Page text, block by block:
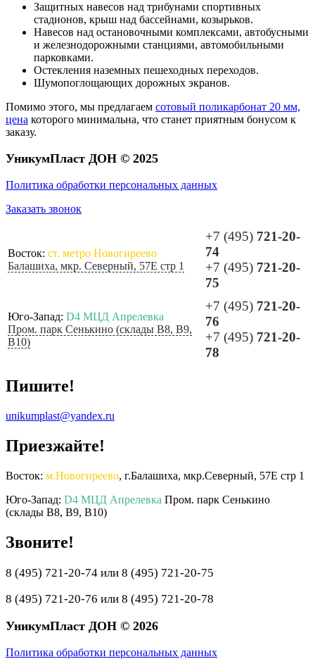
Защитных навесов над трибунами спортивных
стадионов, крыш над бассейнами, козырьков.
Навесов над остановочными комплексами, автобусными
и железнодорожными станциями, автомобильными
парковками.
Остекления наземных пешеходных переходов.
Шумопоглощающих дорожных экранов.
Помимо этого, мы предлагаем сотовый поликарбонат 20 мм,
цена которого минимальна, что станет приятным бонусом к
заказу.
УникумПласт ДОН © 2025
Политика обработки персональных данных
Заказать звонок
Восток: ст. метро Новогиреево
Балашиха, мкр. Северный, 57Е стр 1
+7 (495) 721-20-
74
+7 (495) 721-20-
75
Юго-Запад: D4 МЦД Апрелевка
Пром. парк Сенькино (склады B8, B9,
B10)
+7 (495) 721-20-
76
+7 (495) 721-20-
78
Пишите!
unikumplast@yandex.ru
Приезжайте!
Восток: м.Новогиреево, г.Балашиха, мкр.Северный, 57Е стр 1
Юго-Запад: D4 МЦД Апрелевка Пром. парк Сенькино
(склады B8, B9, B10)
Звоните!
8 (495) 721-20-74 или 8 (495) 721-20-75
8 (495) 721-20-76 или 8 (495) 721-20-78
УникумПласт ДОН © 2026
Политика обработки персональных данных